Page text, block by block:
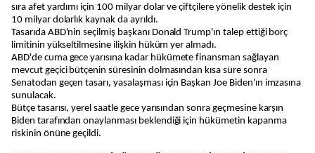
sıra afet yardımı için 100 milyar dolar ve çiftçilere yönelik destek için
10 milyar dolarlık kaynak da ayrıldı.
Tasarıda ABD'nin seçilmiş başkanı Donald Trump'ın talep ettiği borç
limitinin yükseltilmesine ilişkin hüküm yer almadı.
ABD'de cuma gece yarısına kadar hükümete finansman sağlayan
mevcut geçici bütçenin süresinin dolmasından kısa süre sonra
Senatodan geçen tasarı, yasalaşması için Başkan Joe Biden'ın imzasına
sunulacak.
Bütçe tasarısı, yerel saatle gece yarısından sonra geçmesine karşın
Biden tarafından onaylanması beklendiği için hükümetin kapanma
riskinin önüne geçildi.